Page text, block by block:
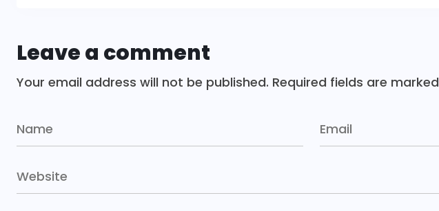
Leave a comment
Your email address will not be published. Required fields are marked